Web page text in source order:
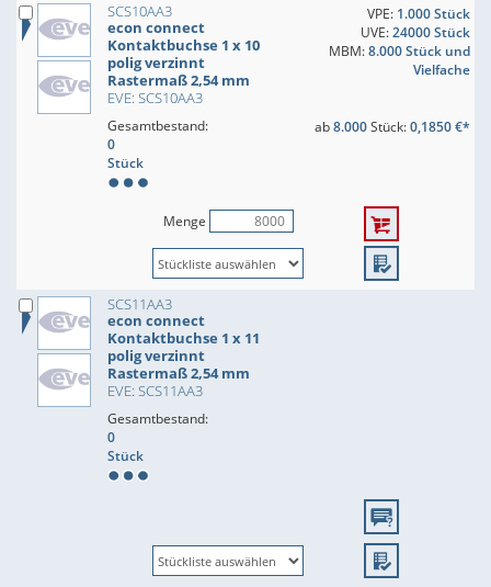
SCS10AA3
econ connect
Kontaktbuchse 1 x 10
polig verzinnt
Rastermaß 2,54 mm
EVE: SCS10AA3
VPE: 1.000 Stück
UVE:24000 Stück
MBM:8.000 Stück und
Vielfache
Gesamtbestand:
0
Stück
ab8.000Stück:0,1850 €*
Menge
SCS11AA3
econ connect
Kontaktbuchse 1 x 11
polig verzinnt
Rastermaß 2,54 mm
EVE: SCS11AA3
Gesamtbestand:
0
Stück